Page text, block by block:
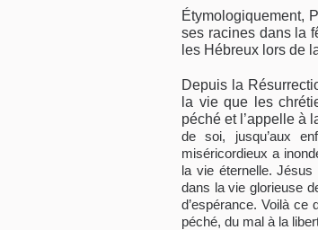
Étymologiquement,
ses racines dans la
les Hébreux lors de
Depuis la
la vie que les
péché et l’appelle à
de soi, jusqu’aux
miséricordieux a
la vie éternelle.
dans la vie glorieuse
d’espérance.Voilà ce
péché, du mal à la